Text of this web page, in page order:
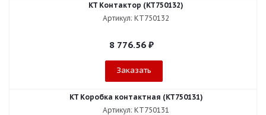
KT Контактор (KT750132)
Артикул: KT750132
8 776.56 ₽
Заказать
KT Коробка контактная (KT750131)
Артикул: KT750131